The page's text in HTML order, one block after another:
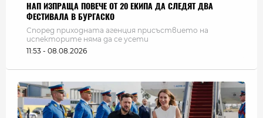
НАП ИЗПРАЩА ПОВЕЧЕ ОТ 20 ЕКИПА ДА СЛЕДЯТ ДВА
ФЕСТИВАЛА В БУРГАСКО
Според приходната агенция присъствието на
испекторите няма да се усети
11:53 - 08.08.2026